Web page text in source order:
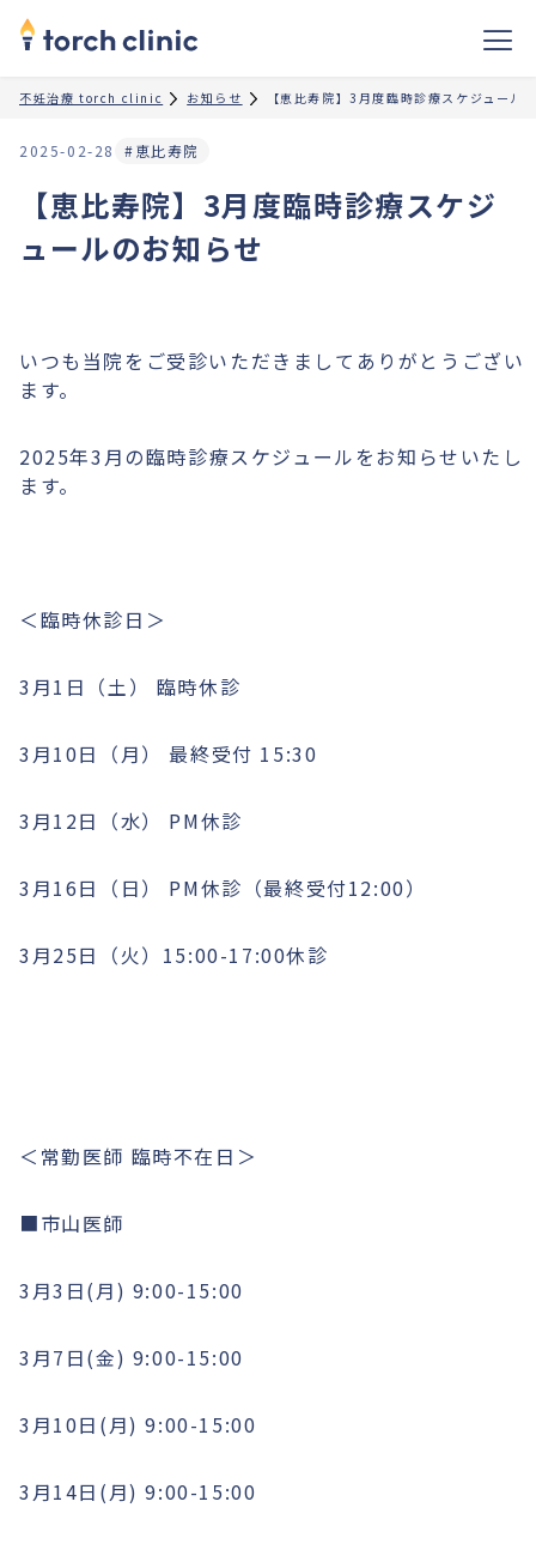
不妊治療 torch clinic お知らせ 【恵比寿院】3月度臨時診療スケジュール
2025-02-28 #恵比寿院
【恵比寿院】3月度臨時診療スケジ
ュールのお知らせ
いつも当院をご受診いただきましてありがとうござい
ます。
2025年3月の臨時診療スケジュールをお知らせいたし
ます。
＜臨時休診日＞
3月1日（土） 臨時休診
3月10日（月） 最終受付 15:30
3月12日（水） PM休診
3月16日（日） PM休診（最終受付12:00）
3月25日（火）15:00-17:00休診
＜常勤医師 臨時不在日＞
■市山医師
3月3日(月) 9:00-15:00
3月7日(金) 9:00-15:00
3月10日(月) 9:00-15:00
3月14日(月) 9:00-15:00